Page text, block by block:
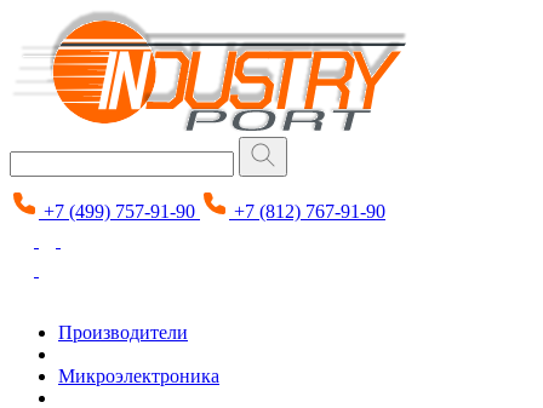
+7 (499) 757-91-90 +7 (812) 767-91-90
Производители
Микроэлектроника